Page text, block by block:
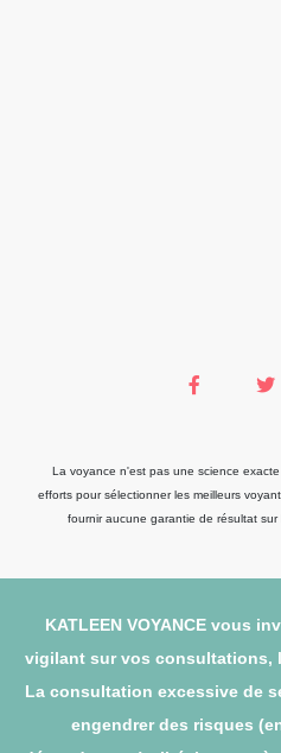
La voyance n'est pas une science
efforts pour sélectionner les meilleurs
fournir aucune garantie de résultat
KATLEEN VOYANCE vous
vigilant sur vos consultations,
La consultation excessive de
engendrer des risques